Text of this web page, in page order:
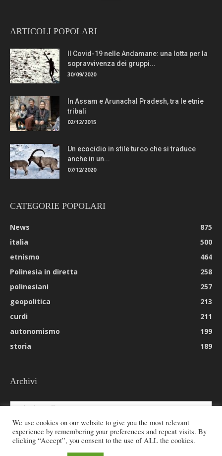
ARTICOLI POPOLARI
Il Covid-19 nelle Andamane: una lotta per la
sopravvivenza dei gruppi...
30/09/2020
In Assam e Arunachal Pradesh, tra le etnie
tribali
02/12/2015
Un ecocidio in stile turco che si traduce
anche in un...
07/12/2020
CATEGORIE POPOLARI
News
875
italia
500
etnismo
464
Polinesia in diretta
258
polinesiani
257
geopolitica
213
curdi
211
autonomismo
199
storia
189
Archivi
Archivi
We use cookies on our website to give you the most relevant
experience by remembering your preferences and repeat visits. By
clicking “Accept”, you consent to the use of ALL the cookies.